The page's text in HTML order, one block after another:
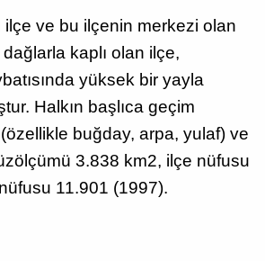
ilçe ve bu ilçenin merkezi olan
kaplı olan ilçe,
yüksek bir yayla
Halkın başlıca geçim
(özellikle buğday, arpa, yulaf) ve
3.838 km2, ilçe nüfusu
11.901 (1997).